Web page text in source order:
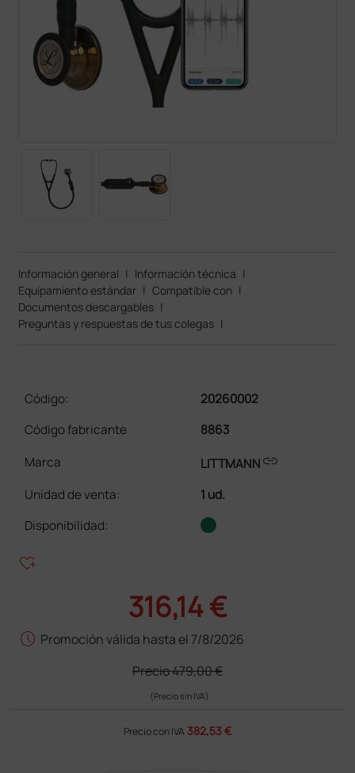
Información general | Información técnica |
Equipamiento estándar | Compatible con |
Documentos descargables |
Preguntas y respuestas de tus colegas |
Código:
20260002
Código fabricante
8863
Marca
LITTMANNlink
Unidad de venta:
1 ud.
Disponibilidad:
heart_plus
316,14 €
schedule Promoción válida hasta el 7/8/2026
Precio479,00 €
(Precio sin IVA)
Precio con IVA 382,53 €